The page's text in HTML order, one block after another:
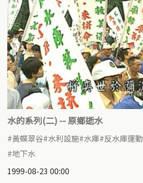
水的系列(二) -- 原鄉逝水
黃蝶翠谷 水利設施 水庫 反水庫運動
地下水
1999-08-23 00:00